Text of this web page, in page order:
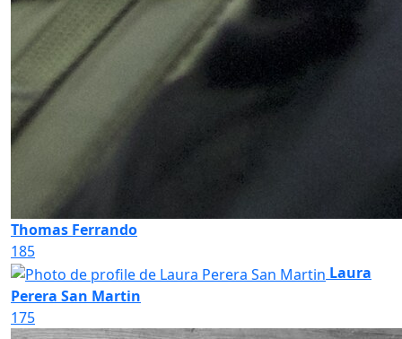
Thomas Ferrando
185
Laura
Perera San Martin
175